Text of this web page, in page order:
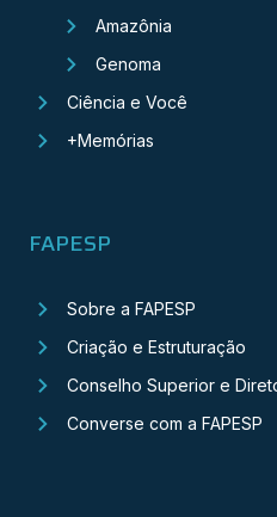
Amazônia
Genoma
Ciência e Você
+Memórias
FAPESP
Sobre a FAPESP
Criação e Estruturação
Conselho Superior e
Converse com a FAPESP